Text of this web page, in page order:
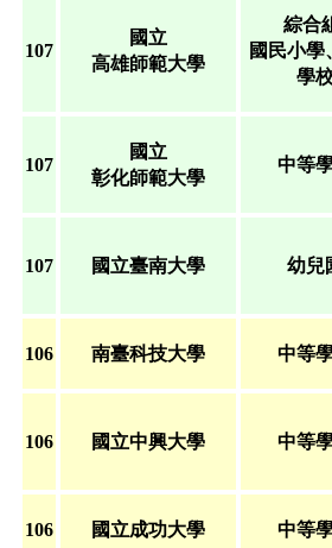
107
國立
高雄師範大學
綜合
國民小學
學
107
國立
彰化師範大學
中等
107 國立臺南大學 幼兒
106 南臺科技大學 中等
106 國立中興大學 中等
106 國立成功大學 中等